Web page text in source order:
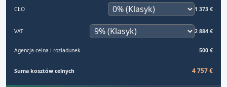
CŁO 1 373 €
VAT 2 884 €
Agencja celna i rozładunek 500 €
Suma kosztów celnych 4 757 €